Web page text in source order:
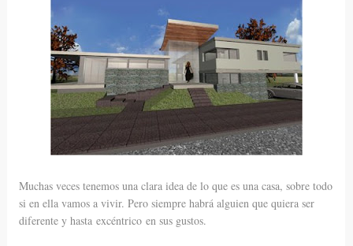
Muchas veces tenemos una clara idea de lo que es una casa, sobre todo
si en ella vamos a vivir. Pero siempre habrá alguien que quiera ser
diferente y hasta excéntrico en sus gustos.